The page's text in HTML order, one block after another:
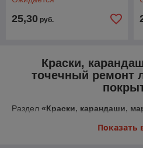
25,30 руб.
Краски,
точечный ремонт
Раздел «Краски, карандаши,
устранения мелких дефектов
Показать